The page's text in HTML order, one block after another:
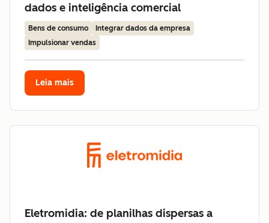
dados e inteligência comercial
Bens de consumo
Integrar dados da empresa
Impulsionar vendas
Leia mais
Eletromidia: de planilhas dispersas a